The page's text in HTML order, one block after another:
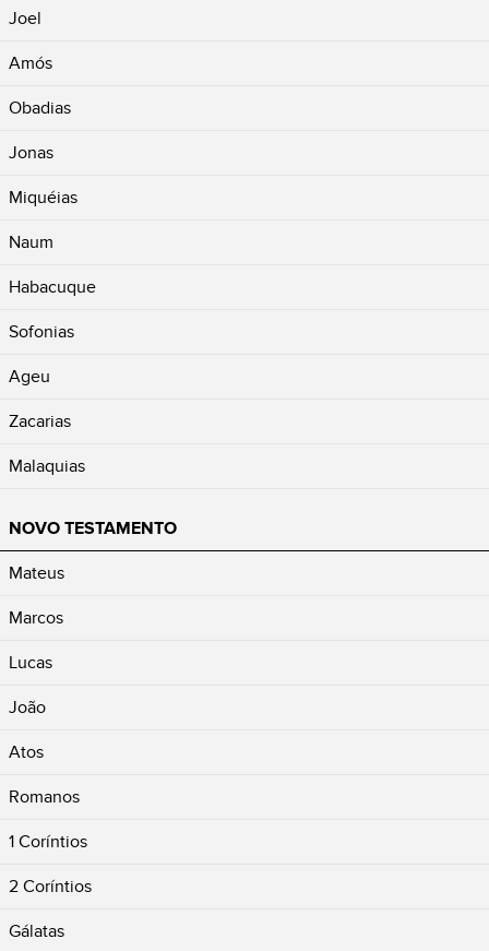
Joel
Amós
Obadias
Jonas
Miquéias
Naum
Habacuque
Sofonias
Ageu
Zacarias
Malaquias
NOVO TESTAMENTO
Mateus
Marcos
Lucas
João
Atos
Romanos
1 Coríntios
2 Coríntios
Gálatas